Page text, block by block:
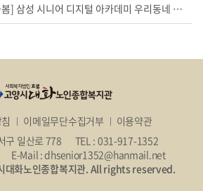
[노인맞춤돌봄] 삼성 시니어 디지털 아카데미 우리동네 디지털(영화관람 및 키오크스) ...
이메일무단수집거부
이용약관
구 일산로 778
TEL : 031-917-1352
E-Mail : dhsenior1352@hanmail.net
화노인종합복지관. All rights reserved.